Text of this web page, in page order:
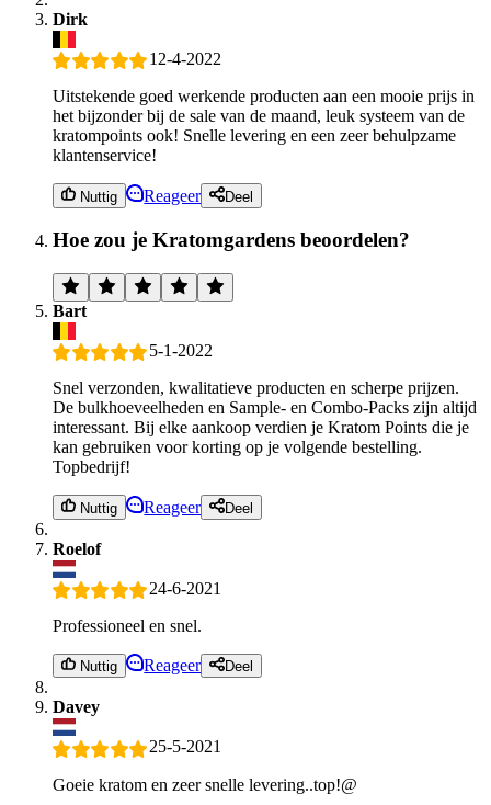
Dirk
12-4-2022
Uitstekende goed werkende producten aan een mooie prijs in
het bijzonder bij de sale van de maand, leuk systeem van de
kratompoints ook! Snelle levering en een zeer behulpzame
klantenservice!
Nuttig Reageer Deel
Hoe zou je Kratomgardens beoordelen?
Bart
5-1-2022
Snel verzonden, kwalitatieve producten en scherpe prijzen.
De bulkhoeveelheden en Sample- en Combo-Packs zijn altijd
interessant. Bij elke aankoop verdien je Kratom Points die je
kan gebruiken voor korting op je volgende bestelling.
Topbedrijf!
Nuttig Reageer Deel
Roelof
24-6-2021
Professioneel en snel.
Nuttig Reageer Deel
Davey
25-5-2021
Goeie kratom en zeer snelle levering..top!@